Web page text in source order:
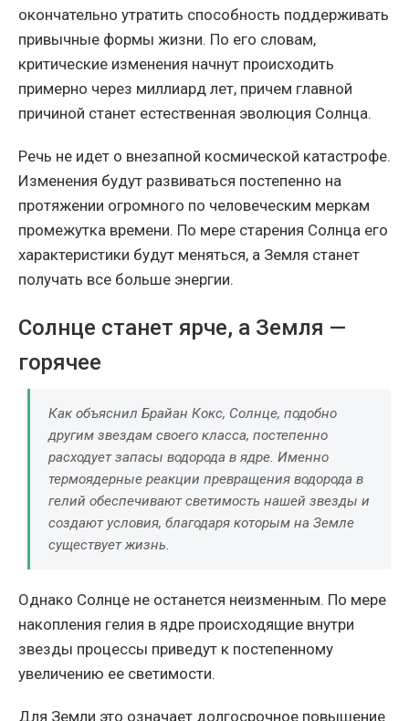
окончательно утратить способность поддерживать
привычные формы жизни. По его словам,
критические изменения начнут происходить
примерно через миллиард лет, причем главной
причиной станет естественная эволюция Солнца.
Речь не идет о внезапной космической катастрофе.
Изменения будут развиваться постепенно на
протяжении огромного по человеческим меркам
промежутка времени. По мере старения Солнца его
характеристики будут меняться, а Земля станет
получать все больше энергии.
Солнце станет ярче, а Земля —
горячее
Как объяснил Брайан Кокс, Солнце, подобно
другим звездам своего класса, постепенно
расходует запасы водорода в ядре. Именно
термоядерные реакции превращения водорода в
гелий обеспечивают светимость нашей звезды и
создают условия, благодаря которым на Земле
существует жизнь.
Однако Солнце не останется неизменным. По мере
накопления гелия в ядре происходящие внутри
звезды процессы приведут к постепенному
увеличению ее светимости.
Для Земли это означает долгосрочное повышение